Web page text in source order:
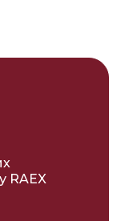
RAEX